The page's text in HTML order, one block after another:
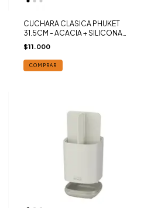
CUCHARA CLASICA PHUKET
31.5CM - ACACIA + SILICONA
MARMOLADA BLACK SAKURA
$11.000
COMPRAR